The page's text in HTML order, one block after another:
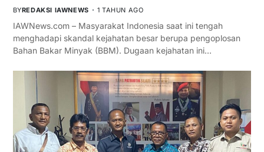
BYREDAKSI IAWNEWS 1 TAHUN AGO
IAWNews.com – Masyarakat Indonesia saat ini tengah
menghadapi skandal kejahatan besar berupa pengoplosan
Bahan Bakar Minyak (BBM). Dugaan kejahatan ini…